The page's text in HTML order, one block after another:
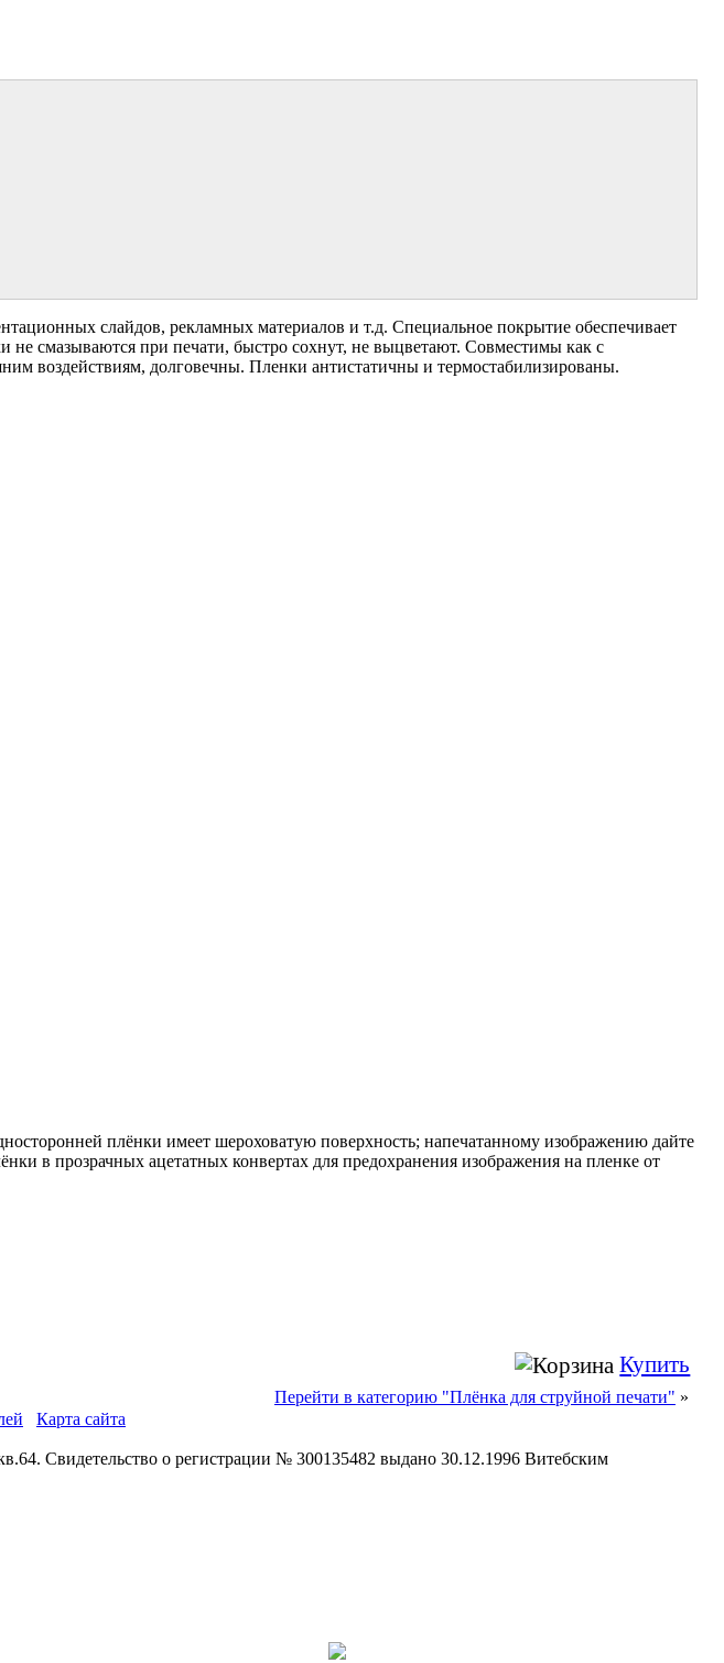
слайдов, рекламных материалов и т.д. Специальное покрытие обеспечивает
не смазываются при печати, быстро сохнут, не выцветают. Совместимы как с
воздействиям, долговечны. Пленки антистатичны и термостабилизированы.
плёнки имеет шероховатую поверхность; напечатанному изображению дайте
в прозрачных ацетатных конвертах для предохранения изображения на пленке от
Купить
Перейти в категорию "Плёнка для струйной печати" »
Карта сайта
Свидетельство о регистрации № 300135482 выдано 30.12.1996 Витебским